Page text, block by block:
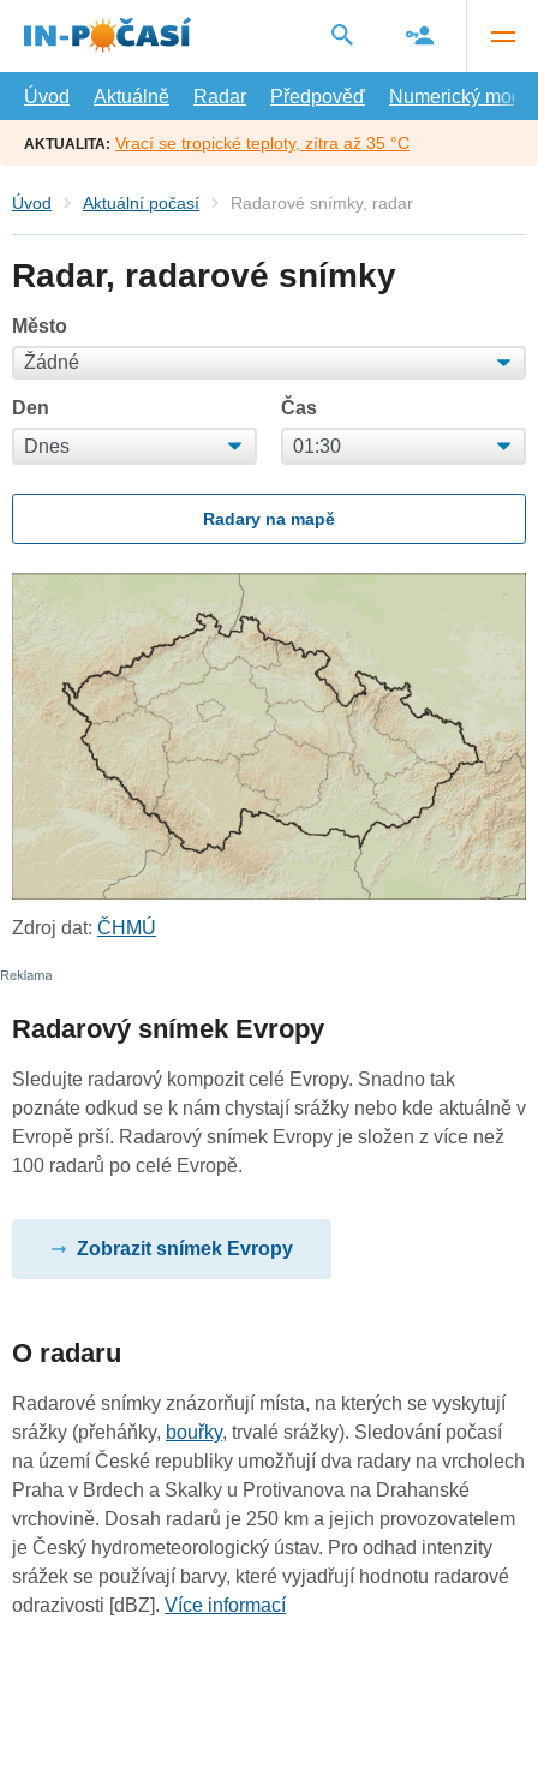
hlavní
Úvod
Aktuálně Radar Předpověď Numerický model
AKTUALITA: Vrací se tropické teploty, zítra až 35 °C
Úvod Aktuální počasí Radarové snímky, radar
Radar, radarové snímky
Město
Den Čas
Radary na mapě
Zdroj dat: ČHMÚ
Radarový snímek Evropy
Sledujte radarový kompozit celé Evropy. Snadno tak
poznáte odkud se k nám chystají srážky nebo kde aktuálně v
Evropě prší. Radarový snímek Evropy je složen z více než
100 radarů po celé Evropě.
Zobrazit snímek Evropy
O radaru
Radarové snímky znázorňují místa, na kterých se vyskytují
srážky (přeháňky, bouřky, trvalé srážky). Sledování počasí
na území České republiky umožňují dva radary na vrcholech
Praha v Brdech a Skalky u Protivanova na Drahanské
vrchovině. Dosah radarů je 250 km a jejich provozovatelem
je Český hydrometeorologický ústav. Pro odhad intenzity
srážek se používají barvy, které vyjadřují hodnotu radarové
odrazivosti [dBZ]. Více informací